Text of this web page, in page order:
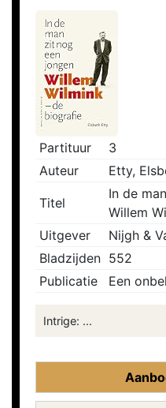
Partituur
3
Auteur
Etty,
Titel
In de
Willem
Uitgever
Nijgh &
Bladzijden 552
Publicatie
Een
Intrige: ...